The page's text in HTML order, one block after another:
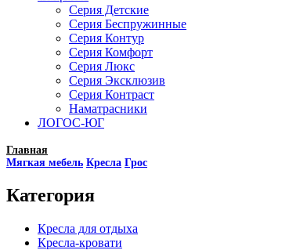
Серия Детские
Серия Беспружинные
Серия Контур
Серия Комфорт
Серия Люкс
Серия Эксклюзив
Серия Контраст
Наматрасники
ЛОГОС-ЮГ
Главная
Мягкая мебель Кресла Грос
Категория
Кресла для отдыха
Кресла-кровати